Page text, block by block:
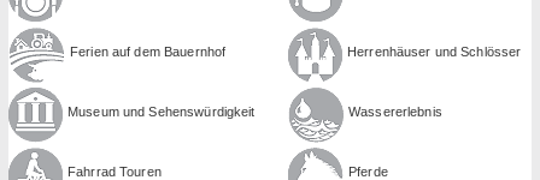
Ferien auf dem Bauernhof Herrenhäuser und Schlösser
Museum und Sehens­würdigkeit Wasser­erlebnis
Fahrrad Touren Pferde